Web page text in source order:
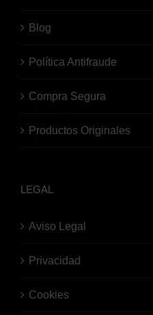
Blog
Política Antifraude
Compra Segura
Productos Originales
LEGAL
Aviso Legal
Privacidad
Cookies